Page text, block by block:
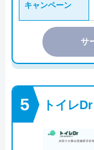
キャンペーン
サ
トイレDr